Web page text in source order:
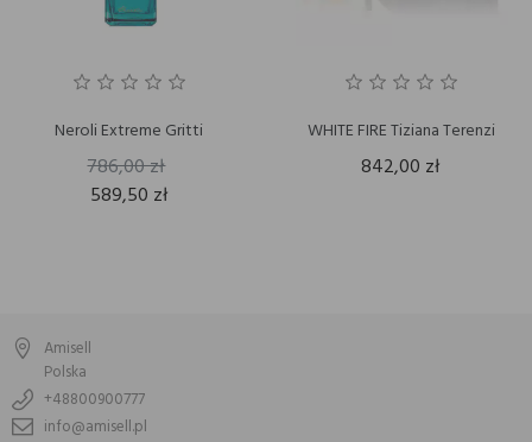
Neroli Extreme Gritti
786,00 zł
589,50 zł
WHITE FIRE Tiziana Terenzi
842,00 zł
Amisell
Polska
+48800900777
info@amisell.pl